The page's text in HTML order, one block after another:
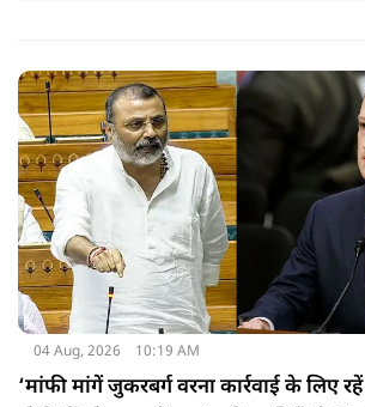
04 Aug, 2026 10:19 AM
‘मांफी मांगें जुकरबर्ग वरना कार्रवाई के लिए